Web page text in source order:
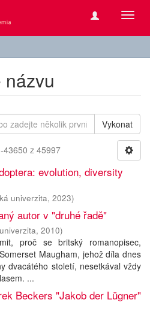
Vykonat
43650 z 45997
evolution, diversity
univerzita, 2023)
autor v "druhé řadě"
, 2010)
proč se britský romanopisec,
Maugham, jehož díla dnes
dvacátého století, nesetkával vždy
...
Beckers "Jakob der Lügner"